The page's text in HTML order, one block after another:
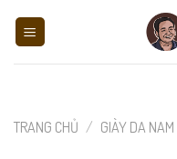
TRANG CHỦ / GIÀY DA NAM